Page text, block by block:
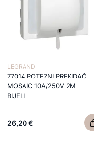
LEGRAND
77014 POTEZNI PREKIDAČ
MOSAIC 10A/250V 2M
BIJELI
26,20 €